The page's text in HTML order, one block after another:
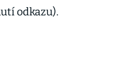
odkazu).